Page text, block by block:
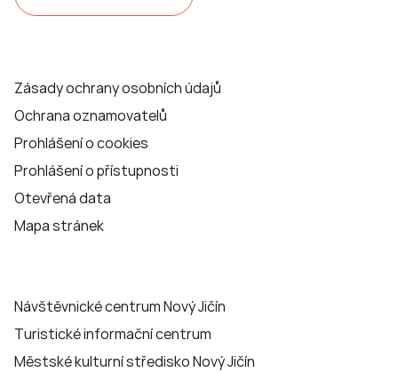
Zásady ochrany osobních údajů
Ochrana oznamovatelů
Prohlášení o cookies
Prohlášení o přístupnosti
Otevřená data
Mapa stránek
Návštěvnické centrum Nový Jičín
Turistické informační centrum
Městské kulturní středisko Nový Jičín